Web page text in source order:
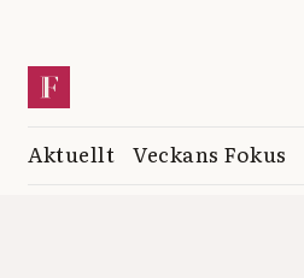
Aktuellt Veckans Fokus